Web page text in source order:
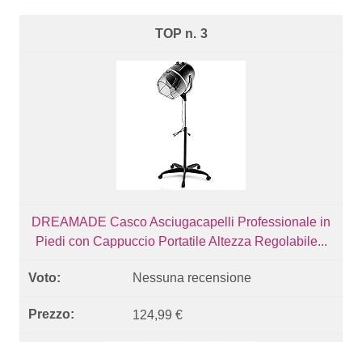
3
DREAMADE Casco Asciugacapelli Professionale in
Piedi con Cappuccio Portatile Altezza Regolabile...
Nessuna recensione
124,99 €